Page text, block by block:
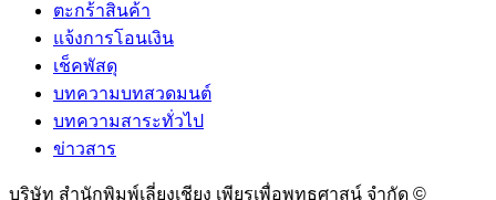
ตะกร้าสินค้า
แจ้งการโอนเงิน
เช็คพัสดุ
บทความบทสวดมนต์
บทความสาระทั่วไป
ข่าวสาร
บริษัท สำนักพิมพ์เลี่ยงเชียง เพียรเพื่อพุทธศาสน์ จำกัด ©